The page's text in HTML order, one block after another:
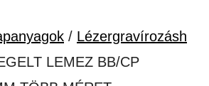
/ Lézergravírozásh
LEMEZ BB/CP